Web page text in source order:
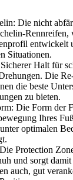
Die nicht
Rennreifen,
entwickelt
Situationen.
Halt für
Die
die beste
zu bieten.
Die Form der
Ihres
optimalen
Protection
und sorgt
auch, gut